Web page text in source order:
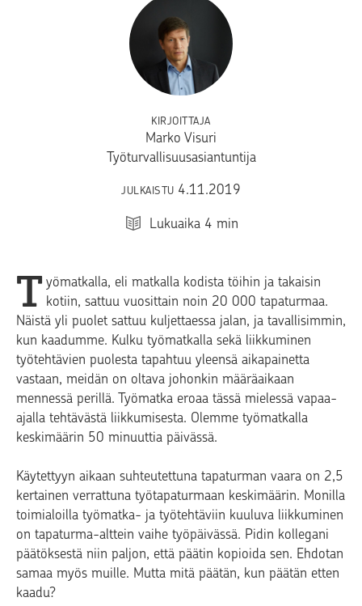
KIRJOITTAJA
Marko Visuri
Työturvallisuusasiantuntija
JULKAISTU 4.11.2019
Lukuaika 4 min
T yömatkalla, eli matkalla kodista töihin ja takaisin
kotiin, sattuu vuosittain noin 20 000 tapaturmaa.
Näistä yli puolet sattuu kuljettaessa jalan, ja tavallisimmin,
kun kaadumme. Kulku työmatkalla sekä liikkuminen
työtehtävien puolesta tapahtuu yleensä aikapainetta
vastaan, meidän on oltava johonkin määräaikaan
mennessä perillä. Työmatka eroaa tässä mielessä vapaa-
ajalla tehtävästä liikkumisesta. Olemme työmatkalla
keskimäärin 50 minuuttia päivässä.
Käytettyyn aikaan suhteutettuna tapaturman vaara on 2,5
kertainen verrattuna työtapaturmaan keskimäärin. Monilla
toimialoilla työmatka- ja työtehtäviin kuuluva liikkuminen
on tapaturma-alttein vaihe työpäivässä. Pidin kollegani
päätöksestä niin paljon, että päätin kopioida sen. Ehdotan
samaa myös muille. Mutta mitä päätän, kun päätän etten
kaadu?